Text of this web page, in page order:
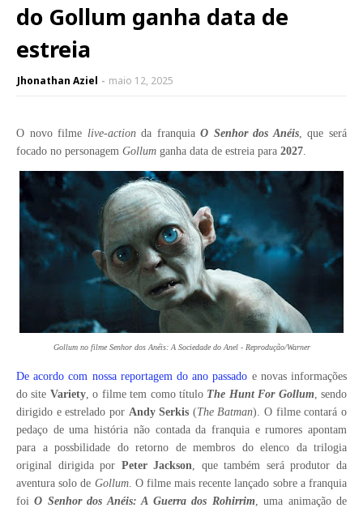
do Gollum ganha data de
estreia
Jhonathan Aziel maio 12, 2025
O novo filme live-actionda franquiaO Senhor dos Anéis, que será
focado no personagem Gollum ganha data de estreia para 2027.
Gollum no filme Senhor dos Anéis: A Sociedade do Anel - Reprodução/Warner
De acordo com nossa reportagem do ano passado e novas informações
do site Variety, o filme tem como título The Hunt For Gollum, sendo
dirigido e estrelado por Andy Serkis (The Batman). O filme contará o
pedaço de uma história não contada da franquia e rumores apontam
para a possbilidade do retorno de membros do elenco da trilogia
original dirigida por Peter Jackson, que também será produtor da
aventura solo de Gollum. O filme mais recente lançado sobre a franquia
foiO Senhor dos Anéis: A Guerra dos Rohirrim, uma animação de